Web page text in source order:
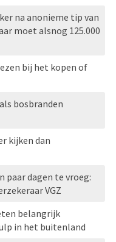
na anonieme tip van
moet alsnog 125.000
bij het kopen of
bosbranden
kijken dan
paar dagen te vroeg:
VGZ
belangrijk
in het buitenland